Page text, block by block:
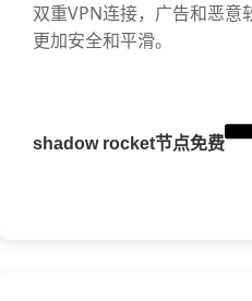
双重VPN连接，广告和恶
更加安全和平滑。
shadow rocket节点免费